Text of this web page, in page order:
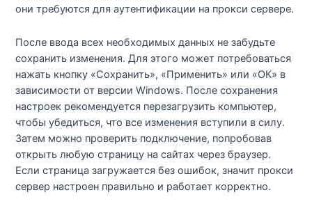
они требуются для аутентификации на прокси сервере.
После ввода всех необходимых данных не забудьте
сохранить изменения. Для этого может потребоваться
нажать кнопку «Сохранить», «Применить» или «ОК» в
зависимости от версии Windows. После сохранения
настроек рекомендуется перезагрузить компьютер,
чтобы убедиться, что все изменения вступили в силу.
Затем можно проверить подключение, попробовав
открыть любую страницу на сайтах через браузер.
Если страница загружается без ошибок, значит прокси
сервер настроен правильно и работает корректно.